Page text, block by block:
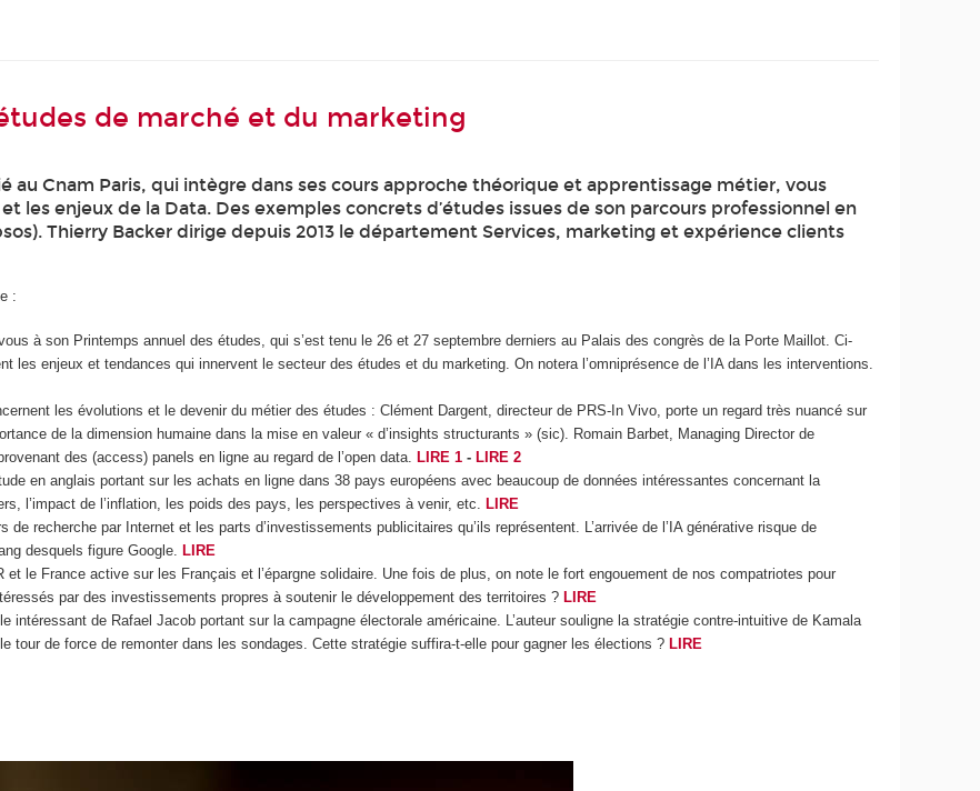
de marché et du marketing
au Cnam Paris, qui intègre dans ses cours approche théorique et apprentissage métier, vous
les enjeux de la Data. Des exemples concrets d’études issues de son parcours professionnel en
Thierry Backer dirige depuis 2013 le département Services, marketing et expérience clients
:
à son Printemps annuel des études, qui s’est tenu le 26 et 27 septembre derniers au Palais des congrès de la Porte Maillot. Ci-
enjeux et tendances qui innervent le secteur des études et du marketing. On notera l’omniprésence de l’IA dans les interventions.
les évolutions et le devenir du métier des études : Clément Dargent, directeur de PRS-In Vivo, porte un regard très nuancé sur
de la dimension humaine dans la mise en valeur « d’insights structurants » (sic). Romain Barbet, Managing Director de
des (access) panels en ligne au regard de l’open data. LIRE 1- LIRE 2
en anglais portant sur les achats en ligne dans 38 pays européens avec beaucoup de données intéressantes concernant la
l’impact de l’inflation, les poids des pays, les perspectives à venir, etc. LIRE
recherche par Internet et les parts d’investissements publicitaires qu’ils représentent. L’arrivée de l’IA générative risque de
desquels figure Google. LIRE
le France active sur les Français et l’épargne solidaire. Une fois de plus, on note le fort engouement de nos compatriotes pour
par des investissements propres à soutenir le développement des territoires ? LIRE
intéressant de Rafael Jacob portant sur la campagne électorale américaine. L’auteur souligne la stratégie contre-intuitive de Kamala
tour de force de remonter dans les sondages. Cette stratégie suffira-t-elle pour gagner les élections ? LIRE